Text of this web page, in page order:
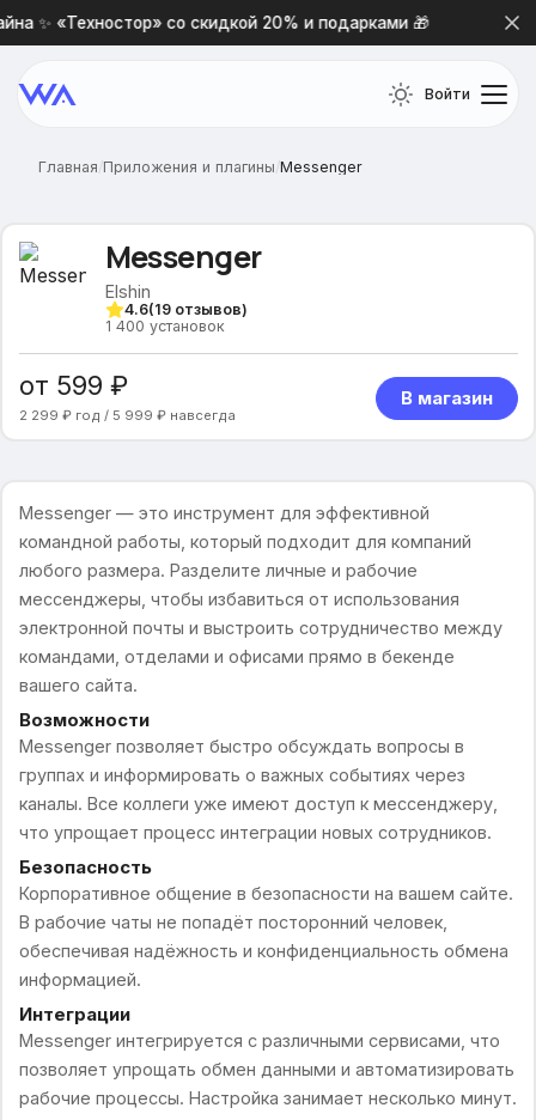
✨ «Техностор» со скидкой 20% и подарками 🎁
Войти
Главная/Приложения и плагины/Messenger
Messenger
Elshin
4.6(19отзывов)
1 400 установок
от 599 ₽
2 299 ₽ год / 5 999 ₽ навсегда
В магазин
Messenger — это инструмент для эффективной
командной работы, который подходит для компаний
любого размера. Разделите личные и рабочие
мессенджеры, чтобы избавиться от использования
электронной почты и выстроить сотрудничество между
командами, отделами и офисами прямо в бекенде
вашего сайта.
Возможности
Messenger позволяет быстро обсуждать вопросы в
группах и информировать о важных событиях через
каналы. Все коллеги уже имеют доступ к мессенджеру,
что упрощает процесс интеграции новых сотрудников.
Безопасность
Корпоративное общение в безопасности на вашем сайте.
В рабочие чаты не попадёт посторонний человек,
обеспечивая надёжность и конфиденциальность обмена
информацией.
Интеграции
Messenger интегрируется с различными сервисами, что
позволяет упрощать обмен данными и автоматизировать
рабочие процессы. Настройка занимает несколько минут.